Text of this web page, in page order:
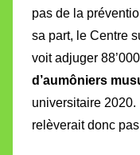
pas de la
sa part, le Centre
voit adjuger
d’aumôniers
universitaire 2020.
relèverait donc